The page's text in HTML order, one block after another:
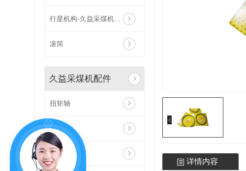
行星机构-久益采煤机配件
滚筒
久益采煤机配件
扭矩轴
行走箱
惰轮
详情内容